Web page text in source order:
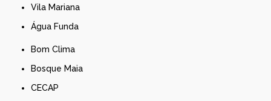
Vila Mariana
Água Funda
Bom Clima
Bosque Maia
CECAP